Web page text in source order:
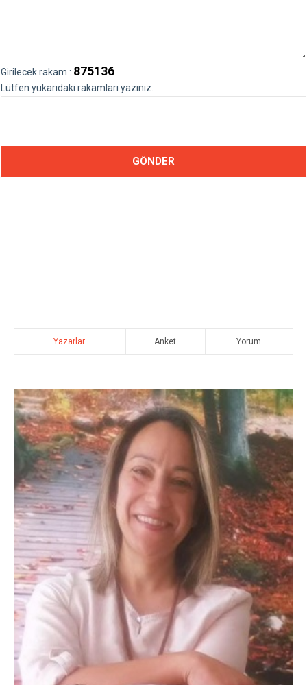
Girilecek rakam : 875136
Lütfen yukarıdaki rakamları yazınız.
Yazarlar Anket Yorum